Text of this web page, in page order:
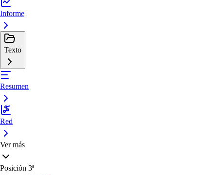
Informe
Texto
Resumen
Red
Ver más
Posición 3ª